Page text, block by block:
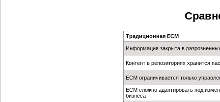
Традиционная ECM
Информация закрыта в
Контент в репозиториях хранится
ECM ограничивается только
ECM сложно адаптировать под
бизнеса